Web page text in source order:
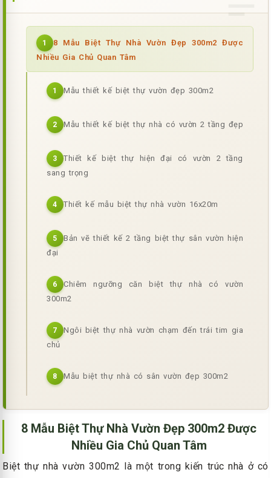
1
8 Mẫu Biệt Thự Nhà Vườn Đẹp 300m2 Được
Nhiều Gia Chủ Quan Tâm
1 Mẫu thiết kế biệt thự vườn đẹp 300m2
2 Mẫu thiết kế biệt thự nhà có vườn 2 tầng đẹp
3
Thiết kế biệt thự hiện đại có vườn 2 tầng
sang trọng
4 Thiết kế mẫu biệt thự nhà vườn 16x20m
5
Bản vẽ thiết kế 2 tầng biệt thự sân vườn hiện
đại
6
Chiêm ngưỡng căn biệt thự nhà có vườn
300m2
7
Ngôi biệt thự nhà vườn chạm đến trái tim gia
chủ
8 Mẫu biệt thự nhà có sân vườn đẹp 300m2
8 Mẫu Biệt Thự Nhà Vườn Đẹp 300m2 Được
Nhiều Gia Chủ Quan Tâm
Biệt thự nhà vườn 300m2 là một trong kiến trúc nhà ở có